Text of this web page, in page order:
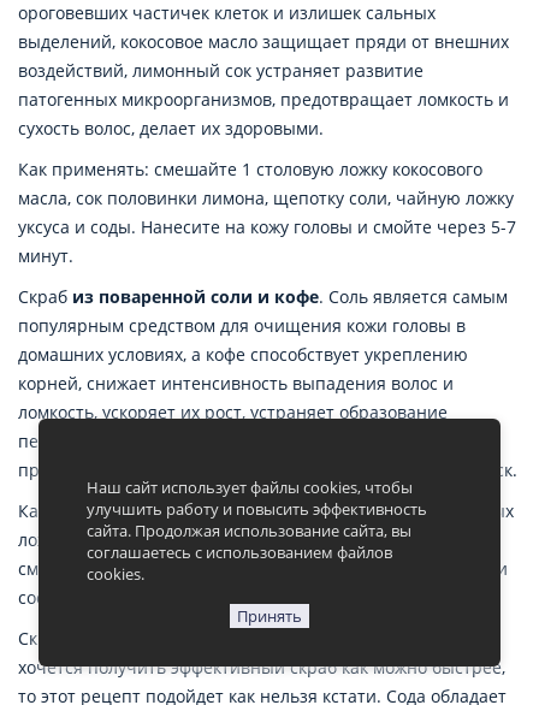
ороговевших частичек клеток и излишек сальных
выделений, кокосовое масло защищает пряди от внешних
воздействий, лимонный сок устраняет развитие
патогенных микроорганизмов, предотвращает ломкость и
сухость волос, делает их здоровыми.
Как применять: смешайте 1 столовую ложку кокосового
масла, сок половинки лимона, щепотку соли, чайную ложку
уксуса и соды. Нанесите на кожу головы и смойте через 5-7
минут.
Скраб из поваренной соли и кофе. Соль является самым
популярным средством для очищения кожи головы в
домашних условиях, а кофе способствует укреплению
корней, снижает интенсивность выпадения волос и
ломкость, ускоряет их рост, устраняет образование
перхоти, снижает сухость кожного покрова, а также
придает локонам естественный насыщенный цвет и блеск.
Как применять: для приготовления возьмите две столовых
ложки кофе и поваренной соли в аналогичном объеме,
смешайте их и нанесите на кожу головы. Время выдержки
составляет 5 минут.
Скраб для кожи головы
хочется получить эффективный скраб как можно быстрее,
то этот рецепт подойдет как нельзя кстати. Сода обладает
Наш сайт использует файлы cookies, чтобы
улучшить работу и повысить эффективность
сайта. Продолжая использование сайта, вы
соглашаетесь с использованием файлов
cookies.
Принять